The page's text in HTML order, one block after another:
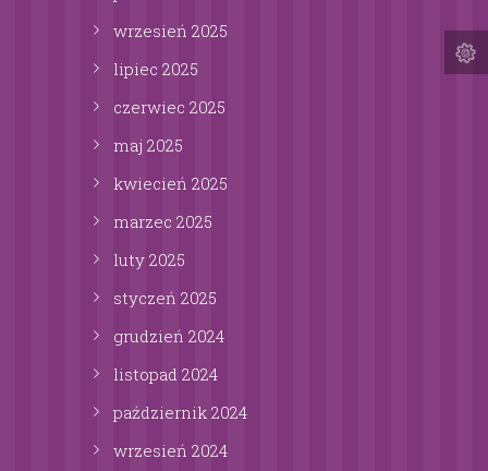
wrzesień 2025
lipiec 2025
czerwiec 2025
maj 2025
kwiecień 2025
marzec 2025
luty 2025
styczeń 2025
grudzień 2024
listopad 2024
październik 2024
wrzesień 2024